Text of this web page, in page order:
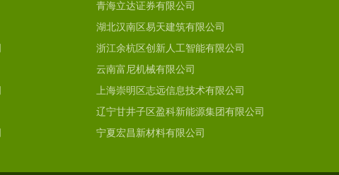
青海立达证券有限公司
湖北汉南区易天建筑有限公司
浙江余杭区创新人工智能有限公司
云南富尼机械有限公司
上海崇明区志远信息技术有限公司
辽宁甘井子区盈科新能源集团有限公司
宁夏宏昌新材料有限公司